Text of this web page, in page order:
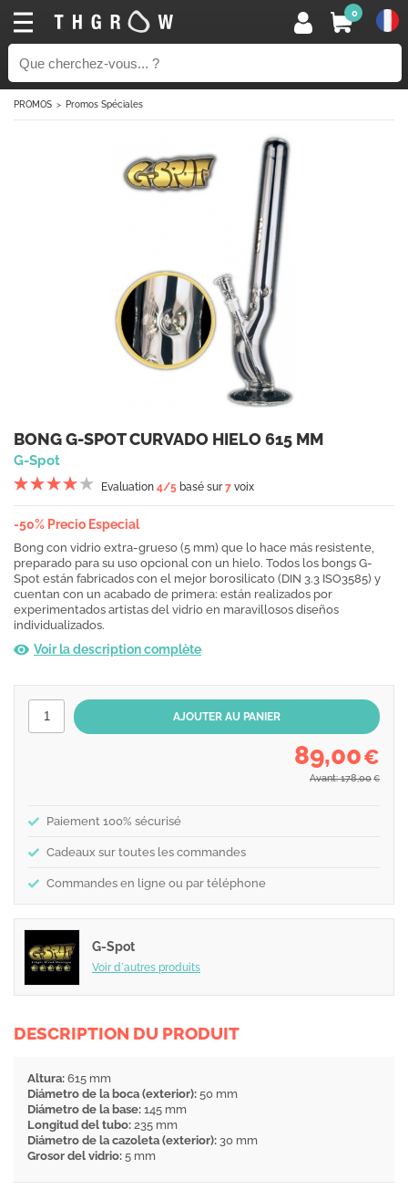
0
PROMOS Promos Spéciales
BONG G-SPOT CURVADO HIELO 615 MM
G-Spot
Evaluation 4/5 basé sur7 voix
-50% Precio Especial
Bong con vidrio extra-grueso (5 mm) que lo hace más resistente,
preparado para su uso opcional con un hielo. Todos los bongs G-
Spot están fabricados con el mejor borosilicato (DIN 3.3 ISO3585) y
cuentan con un acabado de primera: están realizados por
experimentados artistas del vidrio en maravillosos diseños
individualizados.
Voir la description complète
89,00€
Avant: 178,00 €
Paiement 100% sécurisé
Cadeaux sur toutes les commandes
Commandes en ligne ou par téléphone
G-Spot
Voir d´autres produits
DESCRIPTION DU PRODUIT
Altura: 615 mm
Diámetro de la boca (exterior): 50 mm
Diámetro de la base: 145 mm
Longitud del tubo: 235 mm
Diámetro de la cazoleta (exterior): 30 mm
Grosor del vidrio: 5 mm